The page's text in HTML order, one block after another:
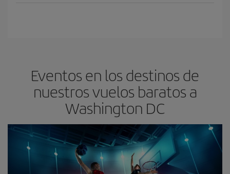
Eventos en los destinos de
nuestros vuelos baratos a
Washington DC